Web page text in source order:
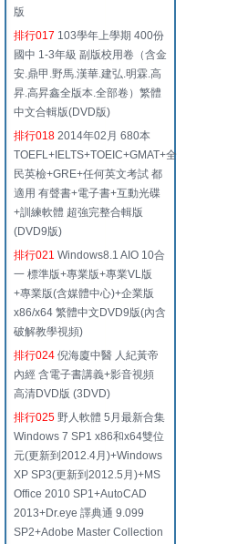
版
排行017 103學年上學期 400份
國中 1-3年級 副版校用卷（含金
安.鼎甲.野馬.漢華.建弘.明霖.高
昇.高昇鑫全版本.全部卷）繁體
中文合輯版(DVD版)
排行018 2014年02月 680本
TOEFL+IELTS+TOEIC+GMAT+全
民英檢+GRE+任何英文考試 都
適用 有聲書+電子書+互動光碟
+訓練軟體 超強完整合輯版
(DVD9版)
排行021 Windows8.1 AIO 10合
一 標準版+專業版+專業VL版
+專業版(含媒體中心)+企業版
x86/x64 繁體中文DVD9版(內含
破解教學視頻)
排行024 倪海廈中醫 人紀黃帝
內經 含電子書講義+影音視頻
高清DVD版 (3DVD)
排行025 野人軟體 5月最新合集
Windows 7 SP1 x86和x64雙位
元(更新到2012.4月)+Windows
XP SP3(更新到2012.5月)+MS
Office 2010 SP1+AutoCAD
2013+Dr.eye 譯典通 9.099
SP2+Adobe Master Collection